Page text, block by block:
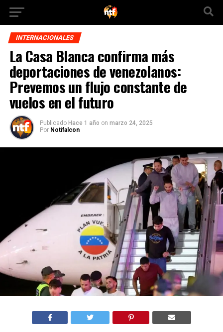
INTERNACIONALES
La Casa Blanca confirma más
deportaciones de venezolanos:
Prevemos un flujo constante de
vuelos en el futuro
Publicado Hace 1 año on marzo 24, 2025
Por Notifalcon